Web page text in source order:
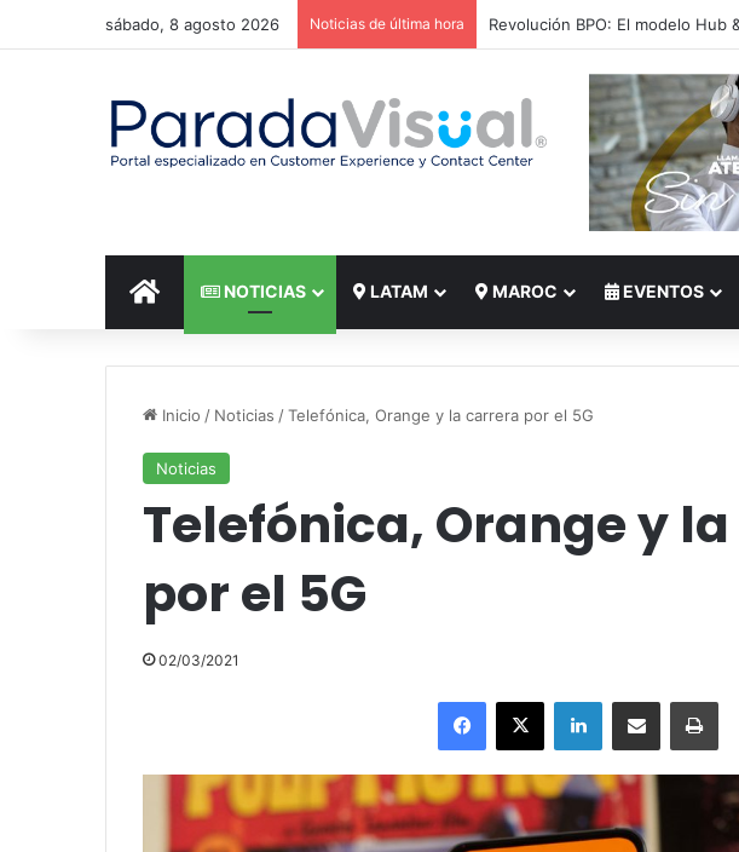
sábado, 8 agosto 2026 Noticias de última hora El reto del Nearshoring: Crisis
INICIO NOTICIAS LATAM MAROC EVENTOS
Inicio / Noticias /Telefónica, Orange y la carrera por el 5G
Noticias
Telefónica, Orange y
por el 5G
02/03/2021
Facebook
X LinkedInCompartir por correo electrónico